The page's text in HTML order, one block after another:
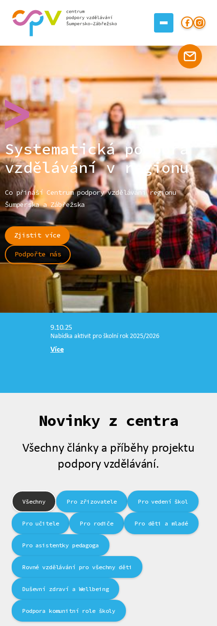
Systematická podpora
vzdělávání v regionu
Co přináší Centrum podpory vzdělávání regionu
Šumperska a Zábřežska
Zjistit více
Podpořte nás
9.10.25
Nabídka aktivit pro školní rok 2025/2026
Více
Novinky z centra
Všechny články a příběhy projektu
podpory vzdělávání.
Všechny Pro zřizovatele Pro vedení škol
Pro učitele Pro rodiče Pro děti a mladé
Pro asistentky pedagoga
Rovné vzdělávání pro všechny děti
Duševní zdraví a Wellbeing
Podpora komunitní role školy